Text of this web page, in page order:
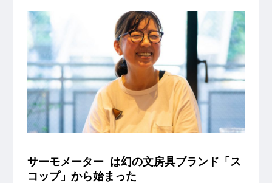
サーモメーター は幻の文房具ブランド「ス
コップ」から始まった